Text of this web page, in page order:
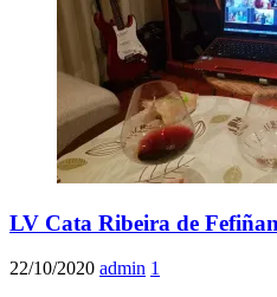
LV Cata Ribeira de
22/10/2020 admin 1